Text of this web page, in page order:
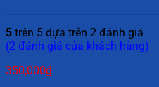
5 trên 5 dựa trên 2 đánh giá
(2 đánh giá của khách hàng)
350,000₫